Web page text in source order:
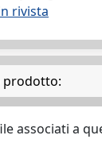
rivista
prodotto:
associati a